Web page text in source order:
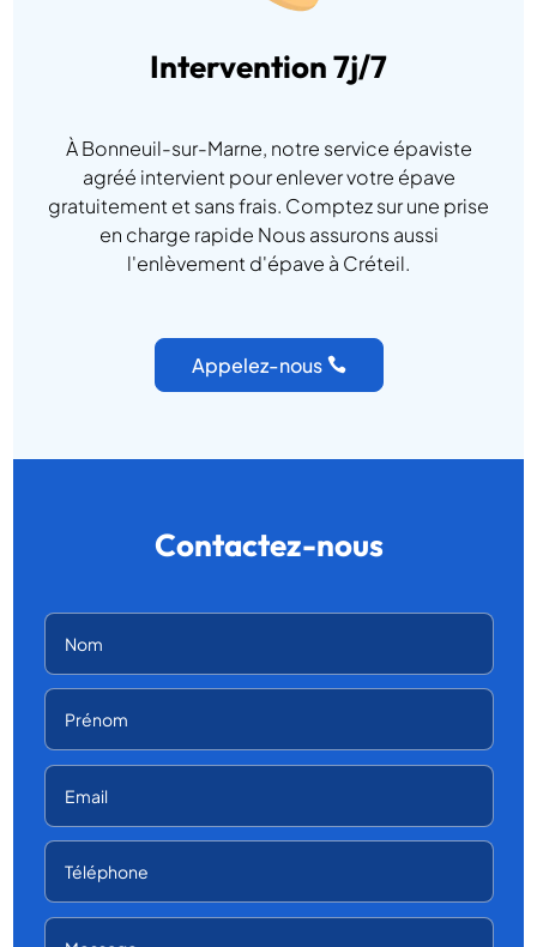
Intervention 7j/7
À Bonneuil-sur-Marne, notre service épaviste
agréé intervient pour enlever votre épave
gratuitement et sans frais. Comptez sur une prise
en charge rapide Nous assurons aussi
l'enlèvement d'épave à Créteil.
Appelez-nous
Contactez-nous